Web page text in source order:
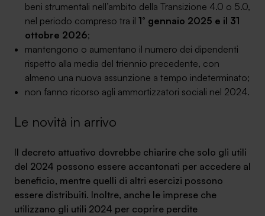
info@safinance.it
all'Oam n.M336
beni strumentali nell’ambito della Transizione 4.0 o 5.0,
nel periodo compreso tra il 1° gennaio 2025 e il 31
ottobre 2026;
mantengono o aumentano il numero dei dipendenti
rispetto alla media del triennio precedente, con
almeno una nuova assunzione a tempo indeterminato;
non fanno ricorso agli ammortizzatori sociali nel 2024.
Le novità in arrivo
Il decreto attuativo dovrebbe chiarire che solo gli utili
del 2024 possono essere accantonati per accedere al
beneficio, mentre quelli di altri esercizi possono
essere distribuiti. Inoltre, anche le imprese che
utilizzano gli utili 2024 per coprire perdite